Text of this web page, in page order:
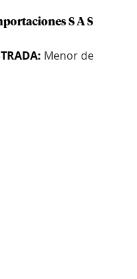
S A S
Menor de